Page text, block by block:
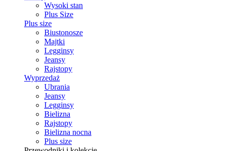
Wysoki stan
Plus Size
Plus size
Biustonosze
Majtki
Legginsy
Jeansy
Rajstopy
Wyprzedaż
Ubrania
Jeansy
Legginsy
Bielizna
Rajstopy
Bielizna nocna
Plus size